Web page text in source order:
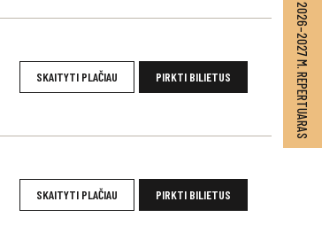
SKAITYTI PLAČIAU PIRKTI BILIETUS
SKAITYTI PLAČIAU PIRKTI BILIETUS
2026–2027 M. REPERTUARAS